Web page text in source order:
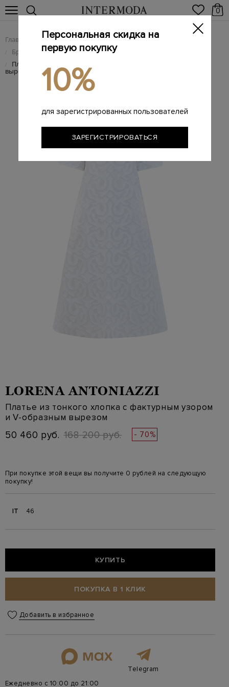
0
Главная Женщинам / Женская одежда
/ Брендовые женские платья
/ Платье из тонкого хлопка с фактурным узором и V-образным
вырезом
LORENA ANTONIAZZI
Платье из тонкого хлопка с фактурным узором
и V-образным вырезом
50 460 руб. 168 200 руб. - 70%
При покупке этой вещи вы получите 0 рублей на следующую
покупку!
IT 46
КУПИТЬ
ПОКУПКА В 1 КЛИК
Добавить в избранное
Telegram
Ежедневно с 10:00 до 21:00
Персональная скидка на
первую покупку
10%
для зарегистрированных пользователей
ЗАРЕГИСТРИРОВАТЬСЯ